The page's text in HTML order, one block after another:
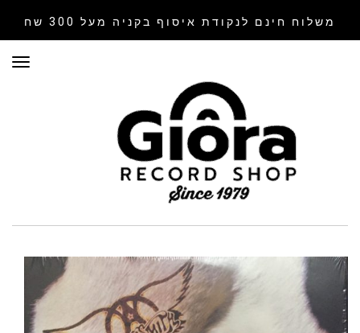
משלוח חינם לנקודת איסוף בקניה מעל 300 שח